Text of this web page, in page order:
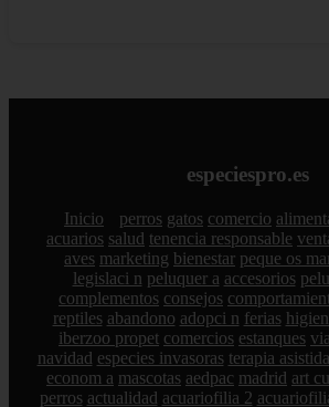
especiespro.es
Inicio perros gatos comercio
acuarios salud tenencia responsable
aves marketing bienestar peque os
legislaci n peluquer a accesorios
complementos consejos
reptiles abandono adopci n ferias
iberzoo propet comercios estanques
navidad especies invasoras terapia asistida
econom a mascotas aedpac madrid art
perros actualidad acuariofilia 2